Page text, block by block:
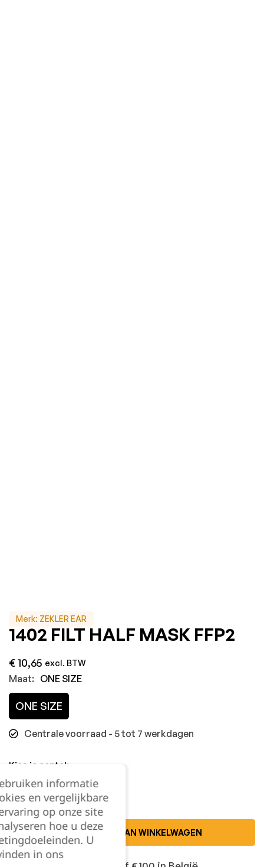
Merk: ZEKLER EAR
1402 FILT HALF MASK FFP2
€10,65 excl. BTW
Maat: ONE SIZE
ONE SIZE
Centrale voorraad - 5 tot 7 werkdagen
Kies je aantal:
TOEVOEGEN AAN WINKELWAGEN
informatie
en vergelijkbare
op onze site
hoe u deze
U
in ons